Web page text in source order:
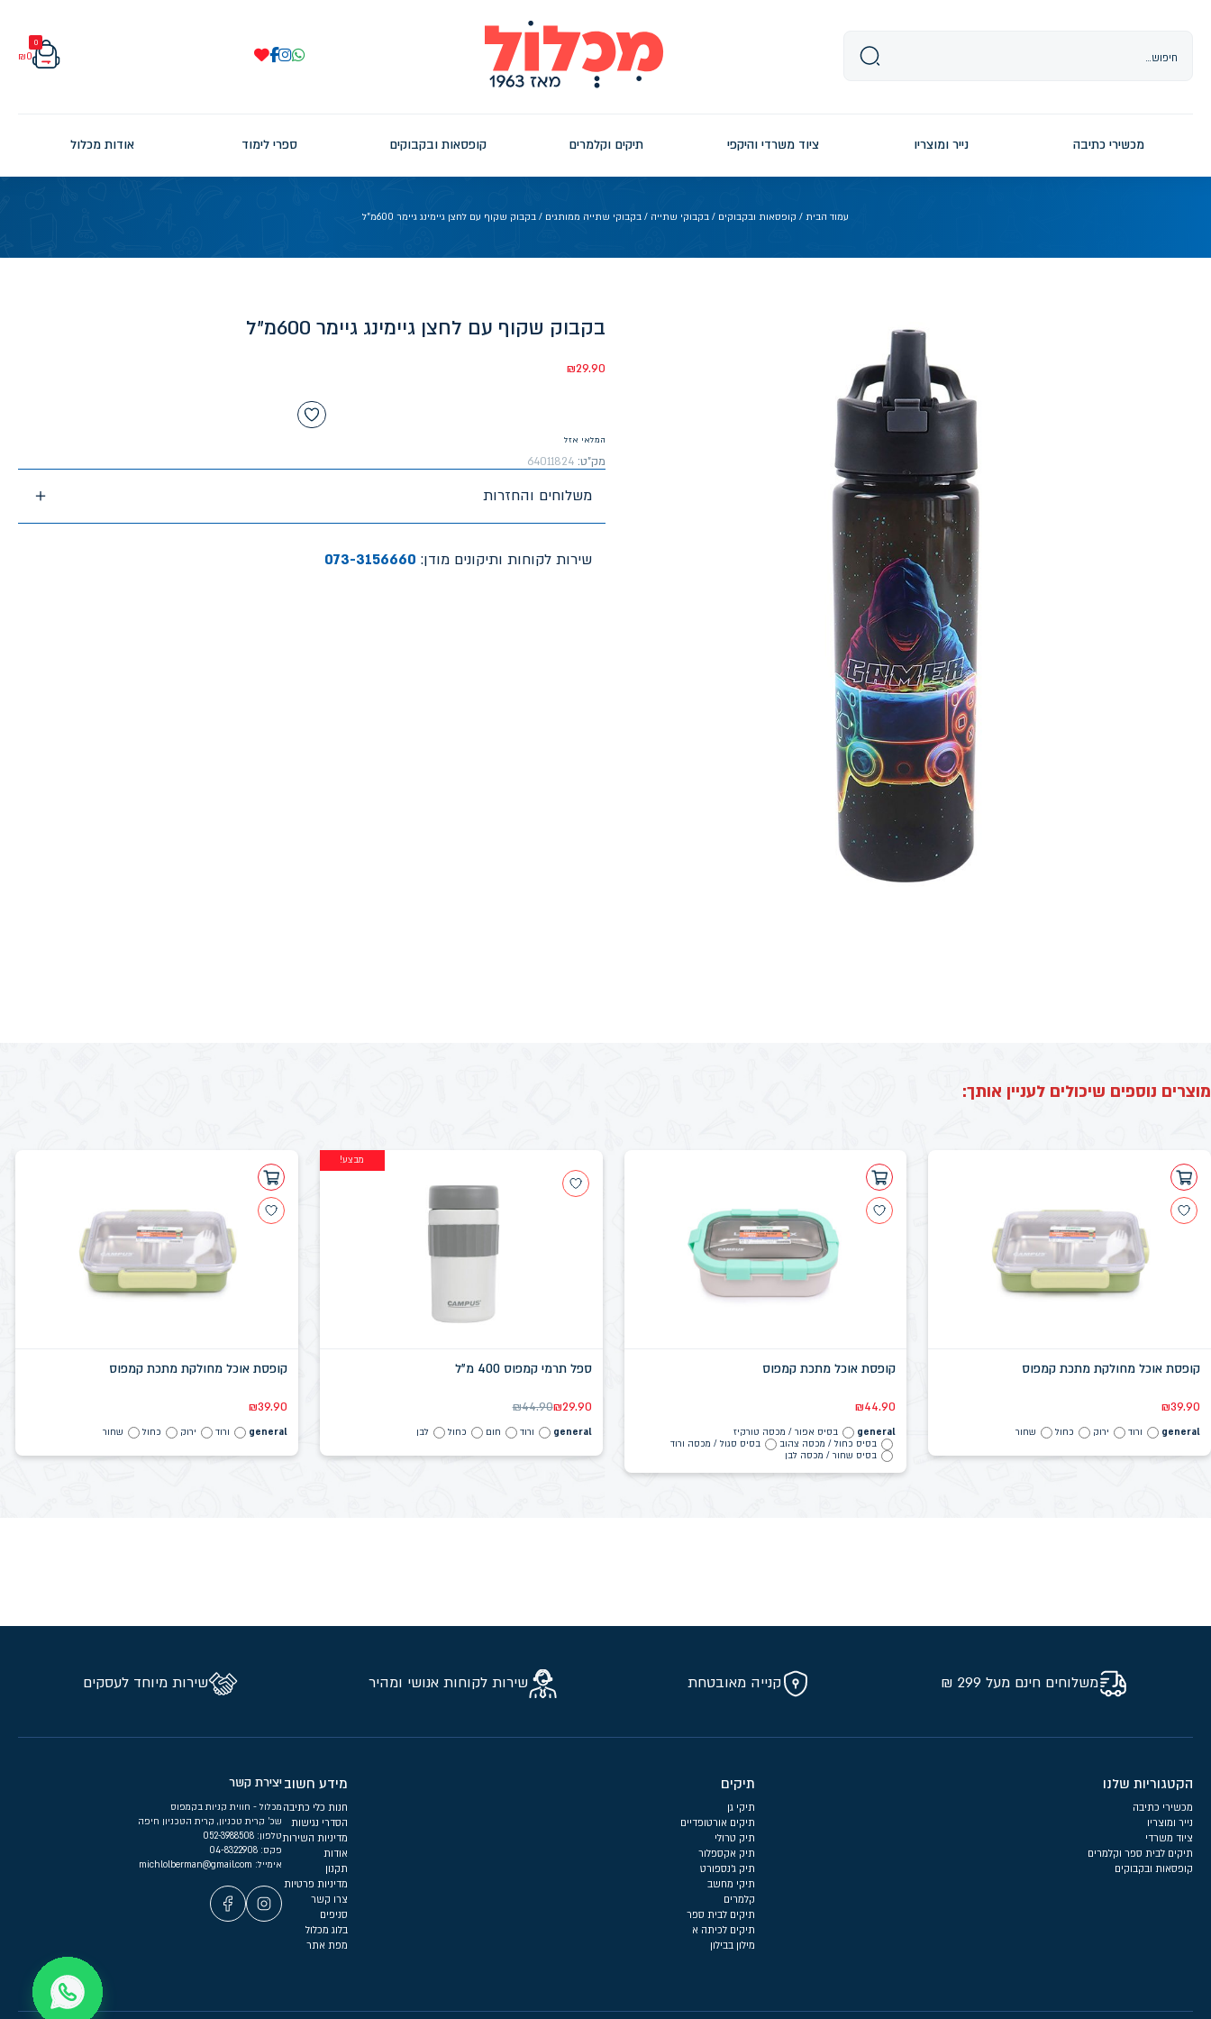
0
₪0
מכשירי כתיבה נייר ומוצריו ציוד משרדי והיקפי תיקים וקלמרים קופסאות ובקבוקים ספרי לימוד אודות מכלול
עמוד הבית / קופסאות ובקבוקים / בקבוקי שתייה / בקבוקי שתייה ממותגים / בקבוק שקוף עם לחצן גיימינג גיימר 600מ"ל
בקבוק שקוף עם לחצן גיימינג גיימר 600מ"ל
₪29.90
המלאי אזל
מק"ט: 64011824
משלוחים והחזרות
שירות לקוחות ותיקונים מודן: 073-3156660
מוצרים נוספים שיכולים לעניין אותך:
קופסת אוכל מחולקת מתכת קמפוס
₪39.90
general ורוד ירוק כחול שחור
קופסת אוכל מתכת קמפוס
₪44.90
general
בסיס אפור / מכסה טורקיז
בסיס כחול / מכסה צהוב
בסיס סגול / מכסה ורוד
בסיס שחור / מכסה לבן
מבצע!
ספל תרמי קמפוס 400 מ"ל
₪44.90₪29.90
general ורוד חום כחול לבן
קופסת אוכל מחולקת מתכת קמפוס
₪39.90
general ורוד ירוק כחול שחור
משלוחים חינם מעל 299 ₪ קנייה מאובטחת שירות לקוחות אנושי ומהיר שירות מיוחד לעסקים
הקטגוריות שלנו
מכשירי כתיבה
נייר ומוצריו
ציוד משרדי
תיקים לבית ספר וקלמרים
קופסאות ובקבוקים
תיקים
תיקי גן
תיקים אורטופדיים
תיק טרולי
תיק אקספלור
תיק ג'נספורט
תיקי מחשב
קלמרים
תיקים לבית ספר
תיקים לכיתה א
מילון בבילון
מידע חשוב
חנות כלי כתיבה
הסדרי נגישות
מדיניות השירות
אודות
תקנון
מדיניות פרטיות
צרו קשר
סניפים
בלוג מכלול
מפת אתר
יצירת קשר
מכלול - חווית קניות בקמפוס
שכ’ קרית טכניון, קרית הטכניון חיפה
טלפון:
פקס: 04-8322908
אימייל: